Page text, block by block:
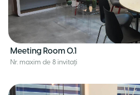
Meeting Room 0.1
Nr. maxim de 8 invitați